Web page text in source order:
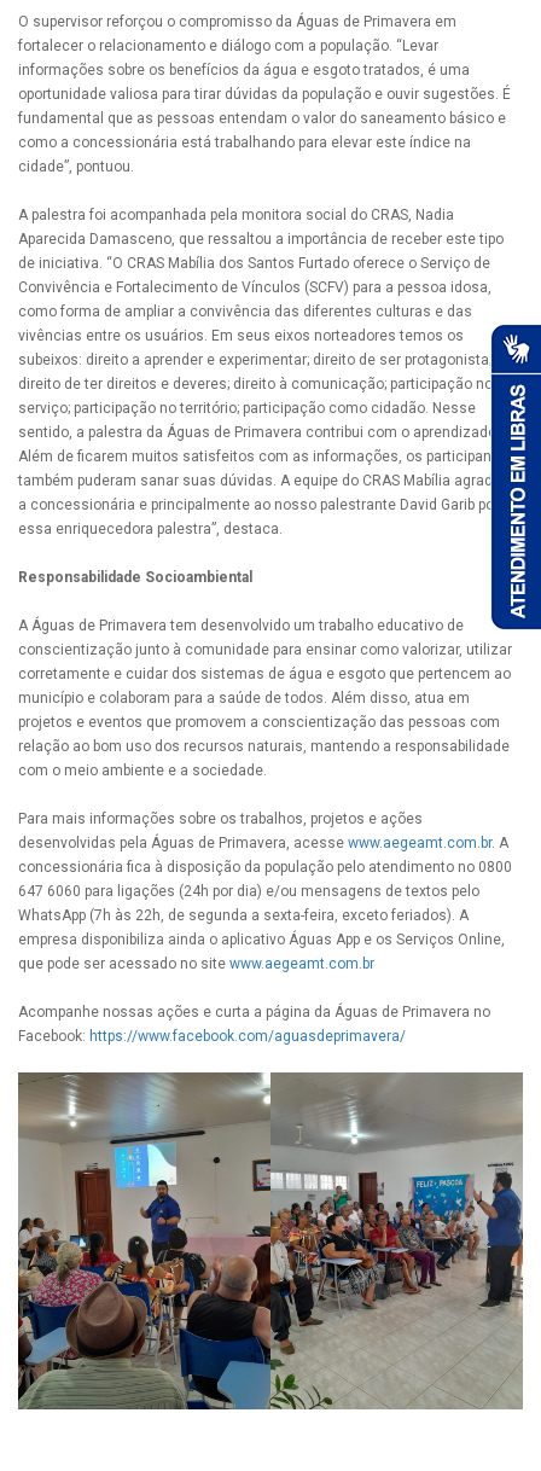
O supervisor reforçou o compromisso da Águas de Primavera em
fortalecer o relacionamento e diálogo com a população. “Levar
informações sobre os benefícios da água e esgoto tratados, é uma
oportunidade valiosa para tirar dúvidas da população e ouvir sugestões. É
fundamental que as pessoas entendam o valor do saneamento básico e
como a concessionária está trabalhando para elevar este índice na
cidade”, pontuou.
A palestra foi acompanhada pela monitora social do CRAS, Nadia
Aparecida Damasceno, que ressaltou a importância de receber este tipo
de iniciativa. “O CRAS Mabília dos Santos Furtado oferece o Serviço de
Convivência e Fortalecimento de Vínculos (SCFV) para a pessoa idosa,
como forma de ampliar a convivência das diferentes culturas e das
vivências entre os usuários. Em seus eixos norteadores temos os
subeixos: direito a aprender e experimentar; direito de ser protagonista;
direito de ter direitos e deveres; direito à comunicação; participação no
serviço; participação no território; participação como cidadão. Nesse
sentido, a palestra da Águas de Primavera contribui com o aprendizado.
Além de ficarem muitos satisfeitos com as informações, os participantes
também puderam sanar suas dúvidas. A equipe do CRAS Mabília agradece
a concessionária e principalmente ao nosso palestrante David Garib por
essa enriquecedora palestra”, destaca.
Responsabilidade Socioambiental
A Águas de Primavera tem desenvolvido um trabalho educativo de
conscientização junto à comunidade para ensinar como valorizar, utilizar
corretamente e cuidar dos sistemas de água e esgoto que pertencem ao
município e colaboram para a saúde de todos. Além disso, atua em
projetos e eventos que promovem a conscientização das pessoas com
relação ao bom uso dos recursos naturais, mantendo a responsabilidade
com o meio ambiente e a sociedade.
Para mais informações sobre os trabalhos, projetos e ações
desenvolvidas pela Águas de Primavera, acesse www.aegeamt.com.br. A
concessionária fica à disposição da população pelo atendimento no 0800
647 6060 para ligações (24h por dia) e/ou mensagens de textos pelo
WhatsApp (7h às 22h, de segunda a sexta-feira, exceto feriados). A
empresa disponibiliza ainda o aplicativo Águas App e os Serviços Online,
que pode ser acessado no site www.aegeamt.com.br
Acompanhe nossas ações e curta a página da Águas de Primavera no
Facebook: https://www.facebook.com/aguasdeprimavera/